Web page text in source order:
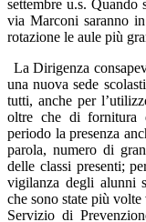
settembre u.s.
via Marconi saranno
rotazione le aule più
La Dirigenza
una nuova sede
tutti, anche per
oltre che di fornitura
periodo la presenza
parola, numero di
delle classi presenti;
vigilanza degli alunni
che sono state più
Servizio di